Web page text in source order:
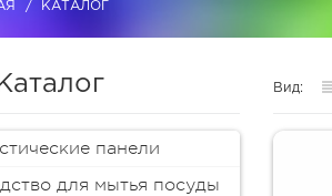
КАТАЛОГ
Каталог
панели
для мытья посуды
Вид: